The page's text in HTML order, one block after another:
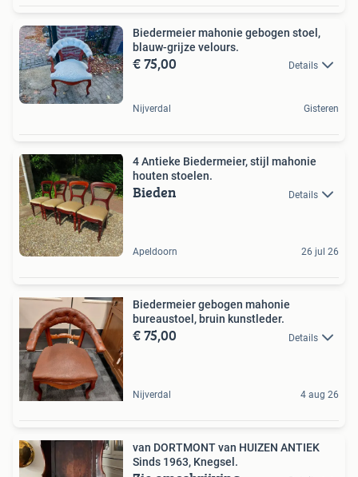
Biedermeier mahonie gebogen stoel,
blauw-grijze velours.
€ 75,00 Details
Nijverdal Gisteren
4 Antieke Biedermeier, stijl mahonie
houten stoelen.
Bieden Details
Apeldoorn 26 jul 26
Biedermeier gebogen mahonie
bureaustoel, bruin kunstleder.
€ 75,00 Details
Nijverdal 4 aug 26
van DORTMONT van HUIZEN ANTIEK
Sinds 1963, Knegsel.